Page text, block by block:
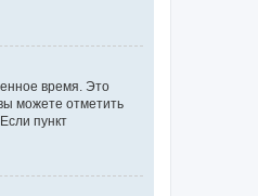
время. Это
можете отметить
пункт